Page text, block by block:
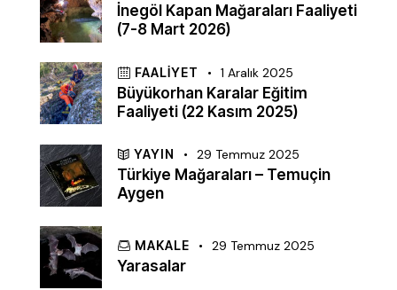
İnegöl Kapan Mağaraları Faaliyeti
(7-8 Mart 2026)
FAALIYET 1 Aralık 2025
Büyükorhan Karalar Eğitim
Faaliyeti (22 Kasım 2025)
YAYIN 29 Temmuz 2025
Türkiye Mağaraları – Temuçin
Aygen
MAKALE 29 Temmuz 2025
Yarasalar